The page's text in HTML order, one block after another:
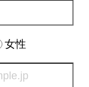
女性